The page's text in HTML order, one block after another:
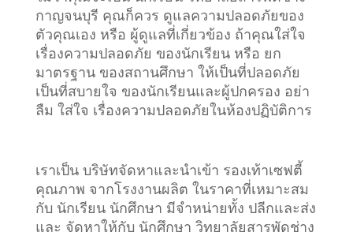
กาญจนบุรี คุณก็ควร ดูแลความปลอดภัยของ
ตัวคุณเอง หรือ ผู้ดูแลที่เกี่ยวข้อง ถ้าคุณใส่ใจ
เรื่องความปลอดภัย ของนักเรียน หรือ ยก
มาตรฐาน ของสถานศึกษา ให้เป็นที่ปลอดภัย
เป็นที่สบายใจ ของนักเรียนและผู้ปกครอง อย่า
ลืม ใส่ใจ เรื่องความปลอดภัยในห้องปฏิบัติการ
เราเป็น บริษัทจัดหาและนำเข้า รองเท้าเซฟตี้
คุณภาพ จากโรงงานผลิต ในราคาที่เหมาะสม
กับ นักเรียน นักศึกษา มีจำหน่ายทั้ง ปลีกและส่ง
และ จัดหาให้กับ นักศึกษา วิทยาลัยสารพัดช่าง